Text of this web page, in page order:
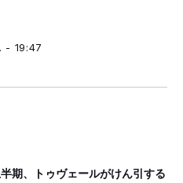
- 19:47
期、トゥヴェールがけん引する